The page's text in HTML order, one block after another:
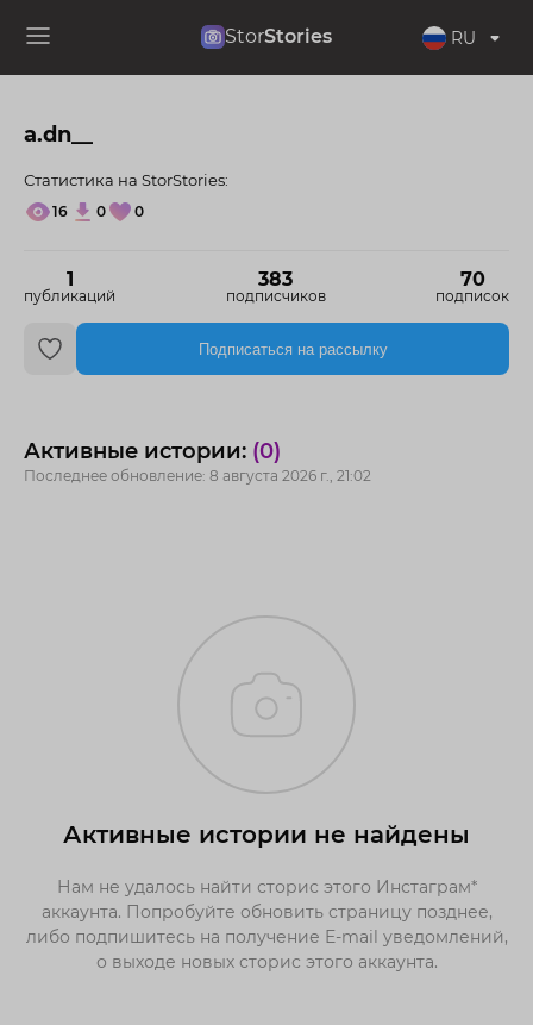
StorStories RU
a.dn__
1
публикаций
383
подписчиков
70
подписок
Статистика на StorStories:
16 0 0
Подписаться на рассылку
Активные истории: (0)
Последнее обновление: 8 августа 2026 г., 21:02
Активные истории не найдены
Нам не удалось найти сторис этого Инстаграм*
аккаунта. Попробуйте обновить страницу позднее,
либо подпишитесь на получение E-mail уведомлений,
о выходе новых сторис этого аккаунта.